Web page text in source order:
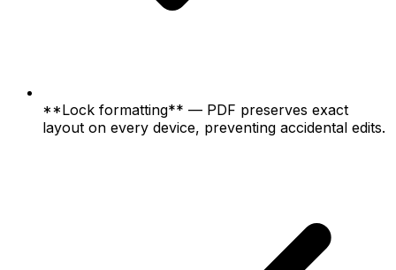
**Lock formatting** — PDF preserves exact
layout on every device, preventing accidental edits.